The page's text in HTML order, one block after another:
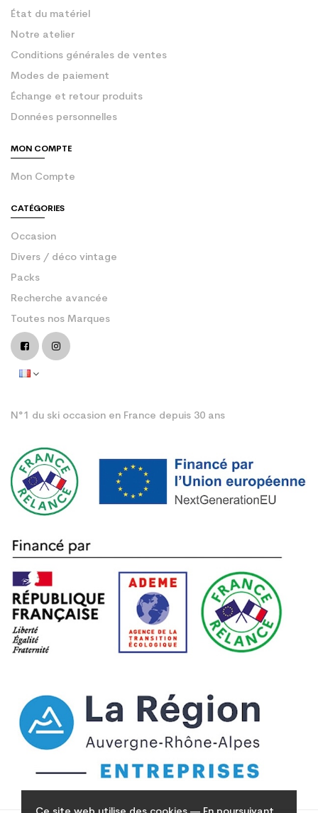
État du matériel
Notre atelier
Conditions générales de ventes
Modes de paiement
Échange et retour produits
Données personnelles
MON COMPTE
Mon Compte
CATÉGORIES
Occasion
Divers / déco vintage
Packs
Recherche avancée
Toutes nos Marques
N°1 du ski occasion en France depuis 30 ans